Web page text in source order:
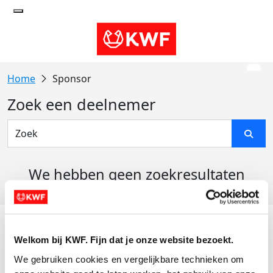
Welkom bij KWF. Fijn dat je onze website bezoekt.
We gebruiken cookies en vergelijkbare technieken om
Sponsor
Zoek een deelnemer
We hebben geen zoekresultaten
Actiematerialen
Evenementen